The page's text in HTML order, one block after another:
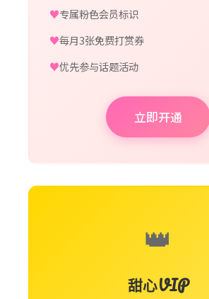
专属粉色会员标识
每月3张免费打赏券
优先参与话题活动
立即开通
👑
甜心VIP